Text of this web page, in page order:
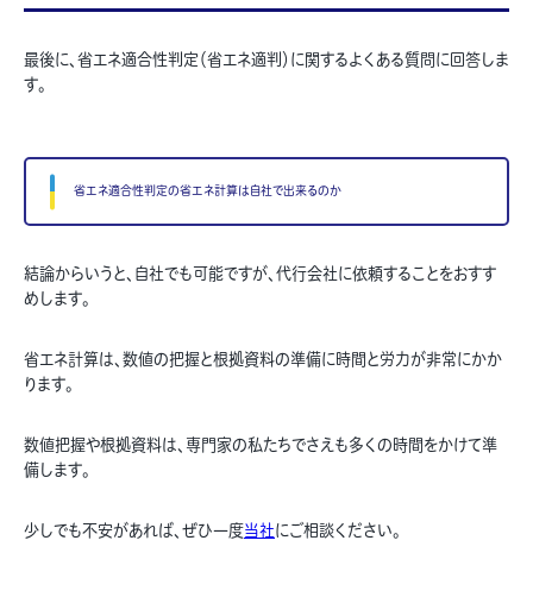
最後に、省エネ適合性判定（省エネ適判）に関するよくある質問に回答しま
す。
省エネ適合性判定の省エネ計算は自社で出来るのか
結論からいうと、自社でも可能ですが、代行会社に依頼することをおすす
めします。
省エネ計算は、数値の把握と根拠資料の準備に時間と労力が非常にかか
ります。
数値把握や根拠資料は、専門家の私たちでさえも多くの時間をかけて準
備します。
少しでも不安があれば、ぜひ一度当社にご相談ください。